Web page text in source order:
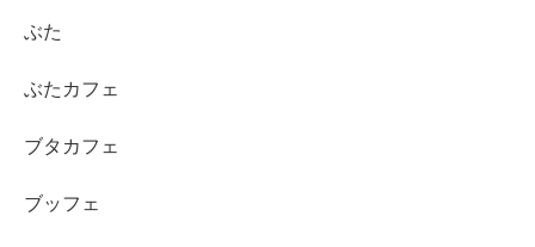
ぶた
ぶたカフェ
ブタカフェ
ブッフェ